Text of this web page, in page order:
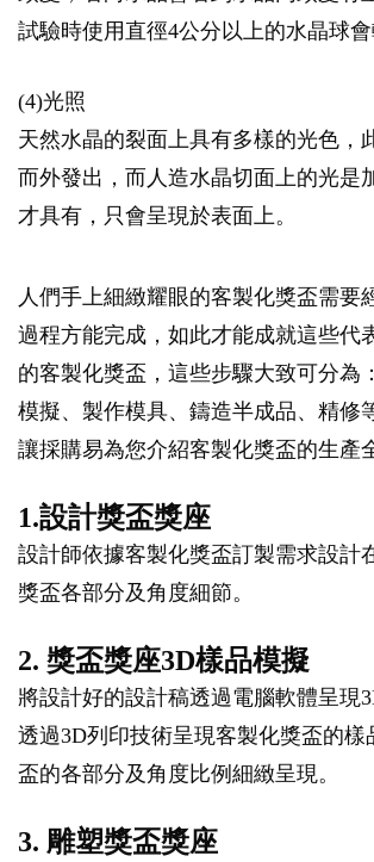
試驗時使用直徑4公分以上的水晶球會
(4)光照
天然水晶的裂面上具有多樣的光色，
而外發出，而人造水晶切面上的光是
才具有，只會呈現於表面上。
人們手上細緻耀眼的客製化獎盃需要
過程方能完成，如此才能成就這些代
的客製化獎盃，這些步驟大致可分為
模擬、製作模具、鑄造半成品、精修
讓採購易為您介紹客製化獎盃的生產
1.設計獎盃獎座
設計師依據客製化獎盃訂製需求設計
獎盃各部分及角度細節。
2. 獎盃獎座3D樣品模擬
將設計好的設計稿透過電腦軟體呈現
透過3D列印技術呈現客製化獎盃的樣
盃的各部分及角度比例細緻呈現。
3. 雕塑獎盃獎座